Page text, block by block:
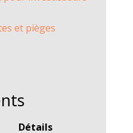
et pièges
Détails